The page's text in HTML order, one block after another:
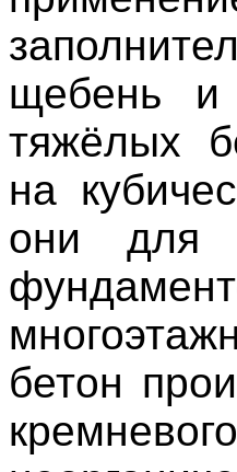
щебень и
тяжёлых
на
они для
бетон